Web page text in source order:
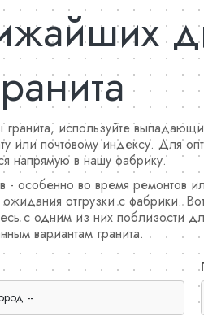
используйте
или почтовому индексу. Для
напрямую в нашу фабрику.
особенно во время ремонтов
отгрузки с фабрики.
с одним из них поблизости
вариантам гранита.